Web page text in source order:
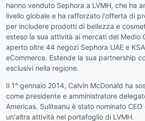
hanno venduto Sephora a LVMH, che ha
livello globale e ha rafforzato l'offerta di
per includere prodotti di bellezza e
esteso la sua attività ai mercati del Medio
aperto oltre 44 negozi Sephora UAE e
eCommerce. Estende la sua partnership
esclusivi nella regione.
Il 1° gennaio 2014, Calvin McDonald ha
come presidente e amministratore
Americas. Suliteanu è stato nominato
un'altra attività nel portafoglio di LVMH.